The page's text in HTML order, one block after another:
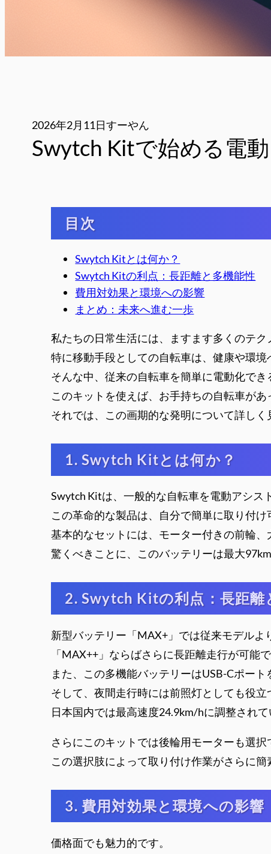
2026年2月11日すーやん
Swytch Kitで始める電
目次
Swytch Kitとは何か？
Swytch Kitの利点：長距離と多機能性
費用対効果と環境への影響
まとめ：未来へ進む一歩
私たちの日常生活には、ますます多くのテク
特に移動手段としての自転車は、健康や環境
そんな中、従来の自転車を簡単に電動化で
このキットを使えば、お手持ちの自転車が
それでは、この画期的な発明について詳しく
1. Swytch Kitとは何か？
Swytch Kitは、一般的な自転車を電動アシス
この革命的な製品は、自分で簡単に取り付
基本的なセットには、モーター付きの前輪
驚くべきことに、このバッテリーは最大
2. Swytch Kitの利点：長距離
新型バッテリー「MAX+」では従来モデルよ
「MAX++」ならばさらに長距離走行が可能で
また、この多機能バッテリーはUSB-Cポー
そして、夜間走行時には前照灯としても役立
日本国内では最高速度24.9km/hに調整され
さらにこのキットでは後輪用モーターも選
この選択肢によって取り付け作業がさらに
3. 費用対効果と環境への影響
価格面でも魅力的です。